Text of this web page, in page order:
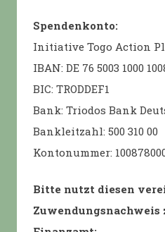
Spendenkonto:
Initiative Togo Action
IBAN: DE 76 5003 1000
BIC: TRODDEF1
Bank: Triodos Bank
Bankleitzahl: 500 310 00
Kontonummer:
Bitte nutzt diesen
Zuwendungsnachweis